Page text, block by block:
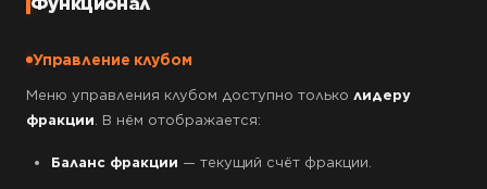
Управление клубом
Меню управления клубом доступно только лидеру
фракции. В нём отображается:
Баланс фракции — текущий счёт фракции.